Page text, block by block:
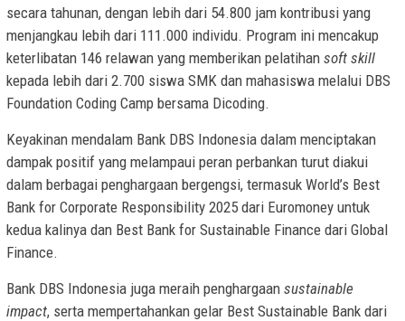
secara tahunan, dengan lebih dari 54.800 jam kontribusi yang
menjangkau lebih dari 111.000 individu. Program ini mencakup
keterlibatan 146 relawan yang memberikan pelatihan soft skill
kepada lebih dari 2.700 siswa SMK dan mahasiswa melalui DBS
Foundation Coding Camp bersama Dicoding.
Keyakinan mendalam Bank DBS Indonesia dalam menciptakan
dampak positif yang melampaui peran perbankan turut diakui
dalam berbagai penghargaan bergengsi, termasuk World’s Best
Bank for Corporate Responsibility 2025 dari Euromoney untuk
kedua kalinya dan Best Bank for Sustainable Finance dari Global
Finance.
Bank DBS Indonesia juga meraih penghargaan sustainable
impact, serta mempertahankan gelar Best Sustainable Bank dari